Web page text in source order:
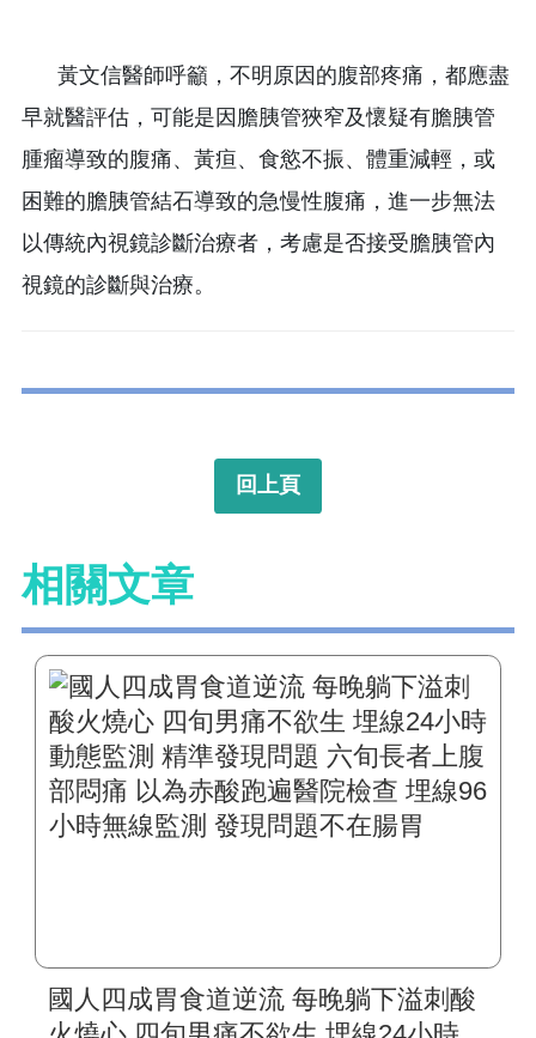
黃文信醫師呼籲，不明原因的腹部疼痛，都應盡
早就醫評估，可能是因膽胰管狹窄及懷疑有膽胰管
腫瘤導致的腹痛、黃疸、食慾不振、體重減輕，或
困難的膽胰管結石導致的急慢性腹痛，進一步無法
以傳統內視鏡診斷治療者，考慮是否接受膽胰管內
視鏡的診斷與治療。
回上頁
相關文章
國人四成胃食道逆流 每晚躺下溢刺酸